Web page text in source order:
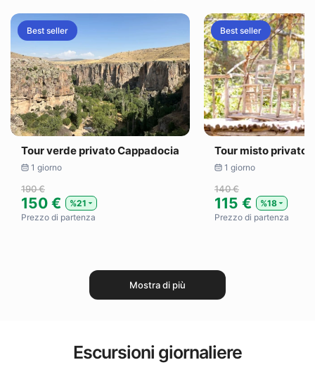
Best seller
Tour verde privato Cappadocia
1 giorno
190 €
150 €
%21
Prezzo di partenza
Best seller
Tour misto privato
1 giorno
140 €
115 €
%18
Prezzo di partenza
Mostra di più
Escursioni giornaliere